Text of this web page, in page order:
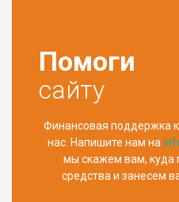
Помоги
сайту
Финансовая поддержка
нас. Напишите нам на
мы скажем вам, куда
средства и занесем